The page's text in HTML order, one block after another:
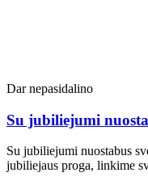
Dar nepasidalino
Su jubiliejumi
Su jubiliejumi nuostabus
jubiliejaus proga, linkime